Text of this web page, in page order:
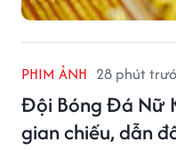
PHIM ẢNH 28 phút
Đội Bóng Đá Nữ
gian chiếu, dẫn